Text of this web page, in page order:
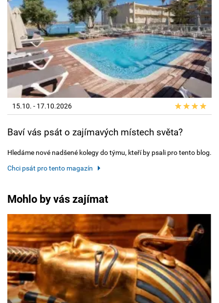
15.10. - 17.10.2026
Baví vás psát o zajímavých místech světa?
Hledáme nové nadšené kolegy do týmu, kteří by psali pro tento blog.
Chci psát pro tento magazín
Mohlo by vás zajímat